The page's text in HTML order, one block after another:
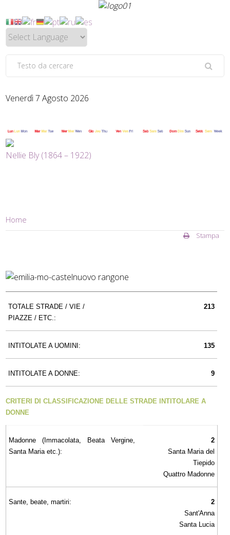
Venerdì 7 Agosto 2026
Nellie Bly (1864 – 1922)
Home
Stampa
TOTALE STRADE / VIE /
PIAZZE / ETC.:
213
INTITOLATE A UOMINI: 135
INTITOLATE A DONNE: 9
CRITERI DI CLASSIFICAZIONE DELLE STRADE INTITOLARE A
DONNE
Madonne (Immacolata, Beata Vergine,
Santa Maria etc.):
2
Santa Maria del
Tiepido
Quattro Madonne
Sante, beate, martiri:
2
Sant'Anna
Santa Lucia